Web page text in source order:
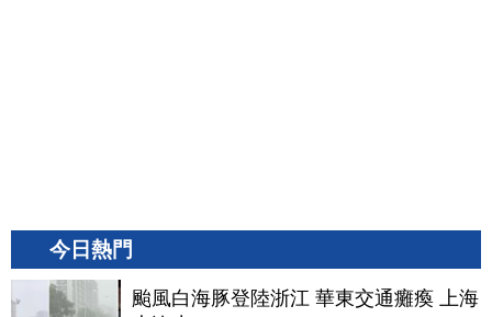
今日熱門
颱風白海豚登陸浙江 華東交通癱瘓 上海